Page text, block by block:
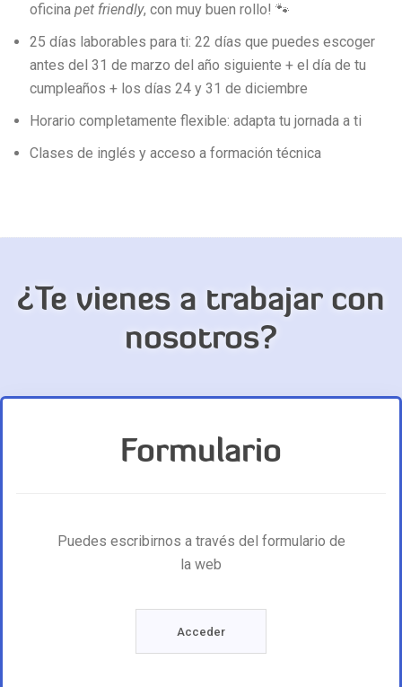
oficina pet friendly, con muy buen rollo! 🐾
25 días laborables para ti: 22 días que puedes escoger
antes del 31 de marzo del año siguiente + el día de tu
cumpleaños + los días 24 y 31 de diciembre
Horario completamente flexible: adapta tu jornada a ti
Clases de inglés y acceso a formación técnica
¿Te vienes a trabajar con
nosotros?
Formulario
Puedes escribirnos a través del formulario de
la web
Acceder